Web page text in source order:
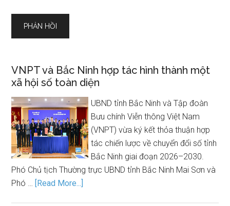
VNPT và Bắc Ninh hợp tác hình thành một
xã hội số toàn diện
UBND tỉnh Bắc Ninh và Tập đoàn
Bưu chính Viễn thông Việt Nam
(VNPT) vừa ký kết thỏa thuận hợp
tác chiến lược về chuyển đổi số tỉnh
Bắc Ninh giai đoạn 2026–2030.
Phó Chủ tịch Thường trực UBND tỉnh Bắc Ninh Mai Sơn và
Phó … [Read More...]